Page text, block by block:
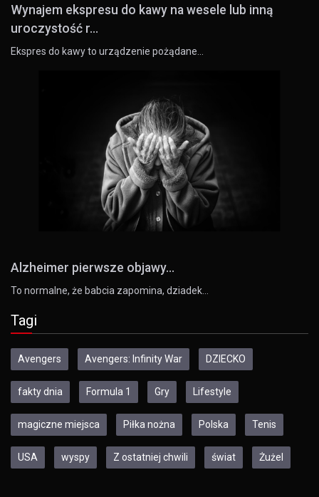
Wynajem ekspresu do kawy na wesele lub inną
uroczystość r...
Ekspres do kawy to urządzenie pożądane…
Alzheimer pierwsze objawy...
To normalne, że babcia zapomina, dziadek…
Tagi
Avengers Avengers: Infinity War DZIECKO
fakty dnia Formula 1 Gry Lifestyle
magiczne miejsca Piłka nożna Polska Tenis
USA wyspy Z ostatniej chwili świat Żużel